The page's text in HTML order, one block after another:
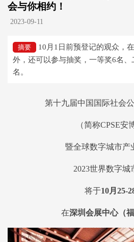
会与你相约！
2023-09-11
摘要
10月1日前预登记的观众，
外，还可以参与抽奖，一等奖6名、
名。
第十九届中国国际社会
（简称CPSE安
暨全球数字城市产
2023世界数字城
将于10月25-
在深圳会展中心（福